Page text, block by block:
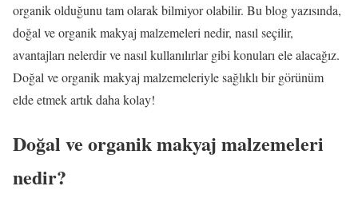
organik olduğunu tam olarak bilmiyor olabilir. Bu blog yazısında,
doğal ve organik makyaj malzemeleri nedir, nasıl seçilir,
avantajları nelerdir ve nasıl kullanılırlar gibi konuları ele alacağız.
Doğal ve organik makyaj malzemeleriyle sağlıklı bir görünüm
elde etmek artık daha kolay!
Doğal ve organik makyaj malzemeleri
nedir?